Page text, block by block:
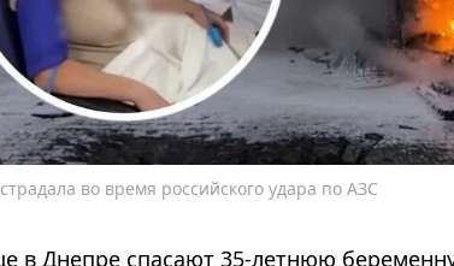
во время российского удара по АЗС
в Днепре спасают 35-летнюю